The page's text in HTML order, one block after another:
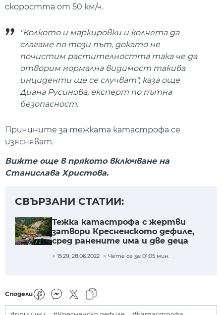
скоростта от 50 км/ч.
"Колкото и маркировки и колчета да
слагаме по този път, докато не
почистим растителността така че да
отворим нормална видимост такива
инциденти ще се случват", каза още
Диана Русинова, експерт по пътна
безопасност.
Причините за тежката катастрофа се
изясняват.
Вижте още в прякото включване на
Станислава Христова.
СВЪРЗАНИ СТАТИИ:
Тежка катастрофа с жертви
затвори Кресненското дефиле,
сред ранените има и две деца
15:29, 28.06.2022 Чете се за: 01:05 мин.
Сподели